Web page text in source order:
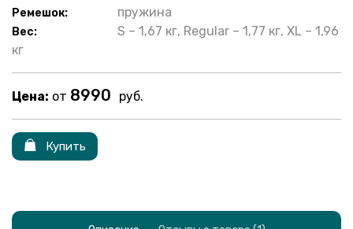
Ремешок: пружина
Вес:
S – 1,67 кг, Regular – 1,77 кг, XL – 1,96
кг
Цена: от 8990 руб.
Купить